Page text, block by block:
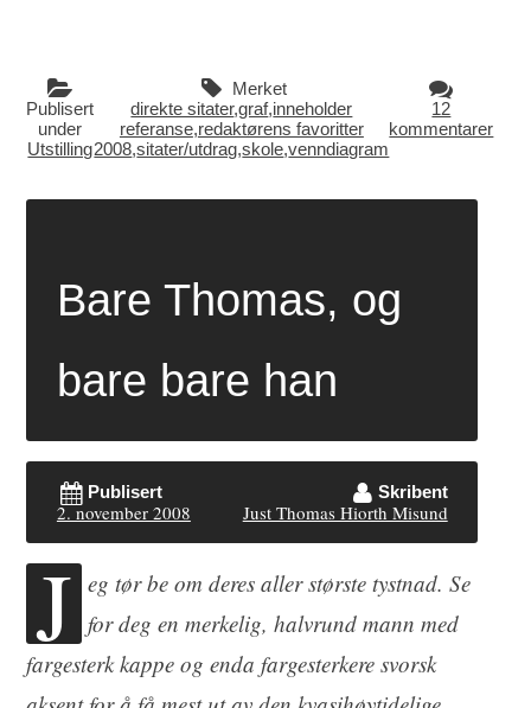
Publisert
under
Utstilling
Merket
direkte sitater,graf,inneholder
referanse,redaktørens favoritter
2008,sitater/utdrag,skole,venndiagram
12
kommentarer
Bare Thomas, og
bare bare han
Publisert
2. november 2008
Skribent
Just Thomas Hiorth Misund
J eg tør be om deres aller største tystnad. Se
for deg en merkelig, halvrund mann med
fargesterk kappe og enda fargesterkere svorsk